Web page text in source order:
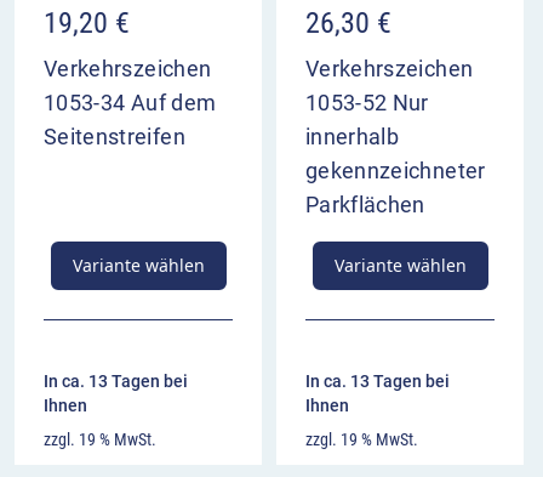
19,20 €
Verkehrszeichen
1053-34 Auf dem
Seitenstreifen
Variante wählen
In ca. 13 Tagen bei
Ihnen
zzgl. 19 % MwSt.
26,30 €
Verkehrszeichen
1053-52 Nur
innerhalb
gekennzeichneter
Parkflächen
Variante wählen
In ca. 13 Tagen bei
Ihnen
zzgl. 19 % MwSt.